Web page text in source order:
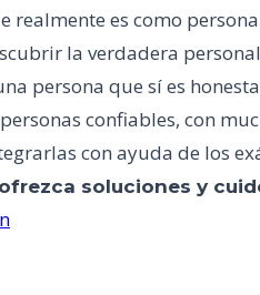
realmente es como
la verdadera
persona que sí es
confiables, con
con ayuda de los
soluciones y